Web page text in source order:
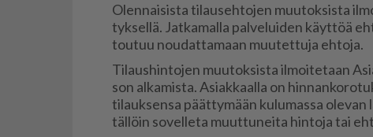
Olen­nai­sis­ta ti­lau­seh­to­jen muu­tok­sis­ta
tyk­sel­lä. Jat­ka­mal­la pal­ve­lui­den käyt­töä
tou­tuu nou­dat­ta­maan muu­tet­tu­ja eh­to­ja.
Ti­laus­hin­to­jen muu­tok­sis­ta il­moi­te­taan
son al­ka­mis­ta. Asi­ak­kaal­la on
ti­lauk­sen­sa päät­ty­mään ku­lu­mas­sa
täl­löin so­vel­le­ta muut­tu­nei­ta hin­to­ja tai